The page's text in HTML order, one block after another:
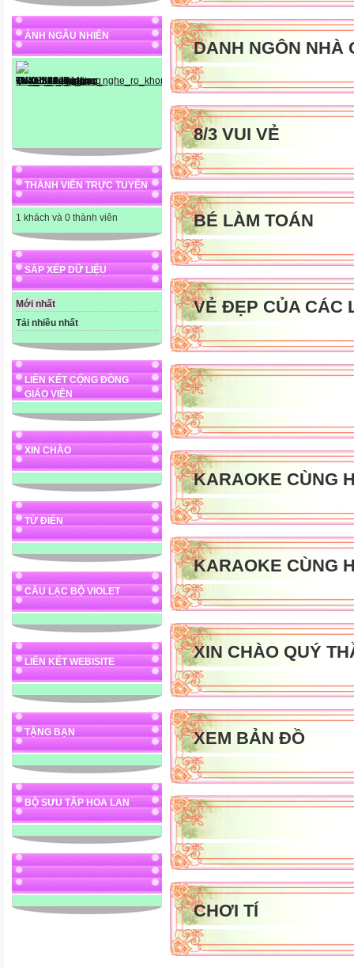
ẢNH NGẪU NHIÊN
THÀNH VIÊN TRỰC TUYẾN
1 khách và 0 thành viên
SẮP XẾP DỮ LIỆU
Mới nhất
Tải nhiều nhất
LIÊN KẾT CỘNG ĐỒNG
GIÁO VIÊN
XIN CHÀO
TỪ ĐIỂN
CÂU LẠC BỘ VIOLET
LIÊN KẾT WEBISITE
TẶNG BẠN
BỘ SƯU TẬP HOA LAN
DANH NGÔN NHÀ
8/3 VUI VẺ
BÉ LÀM TOÁN
VẺ ĐẸP CỦA CÁC
KARAOKE CÙNG
KARAOKE CÙNG
XIN CHÀO QUÝ
XEM BẢN ĐỒ
CHƠI TÍ